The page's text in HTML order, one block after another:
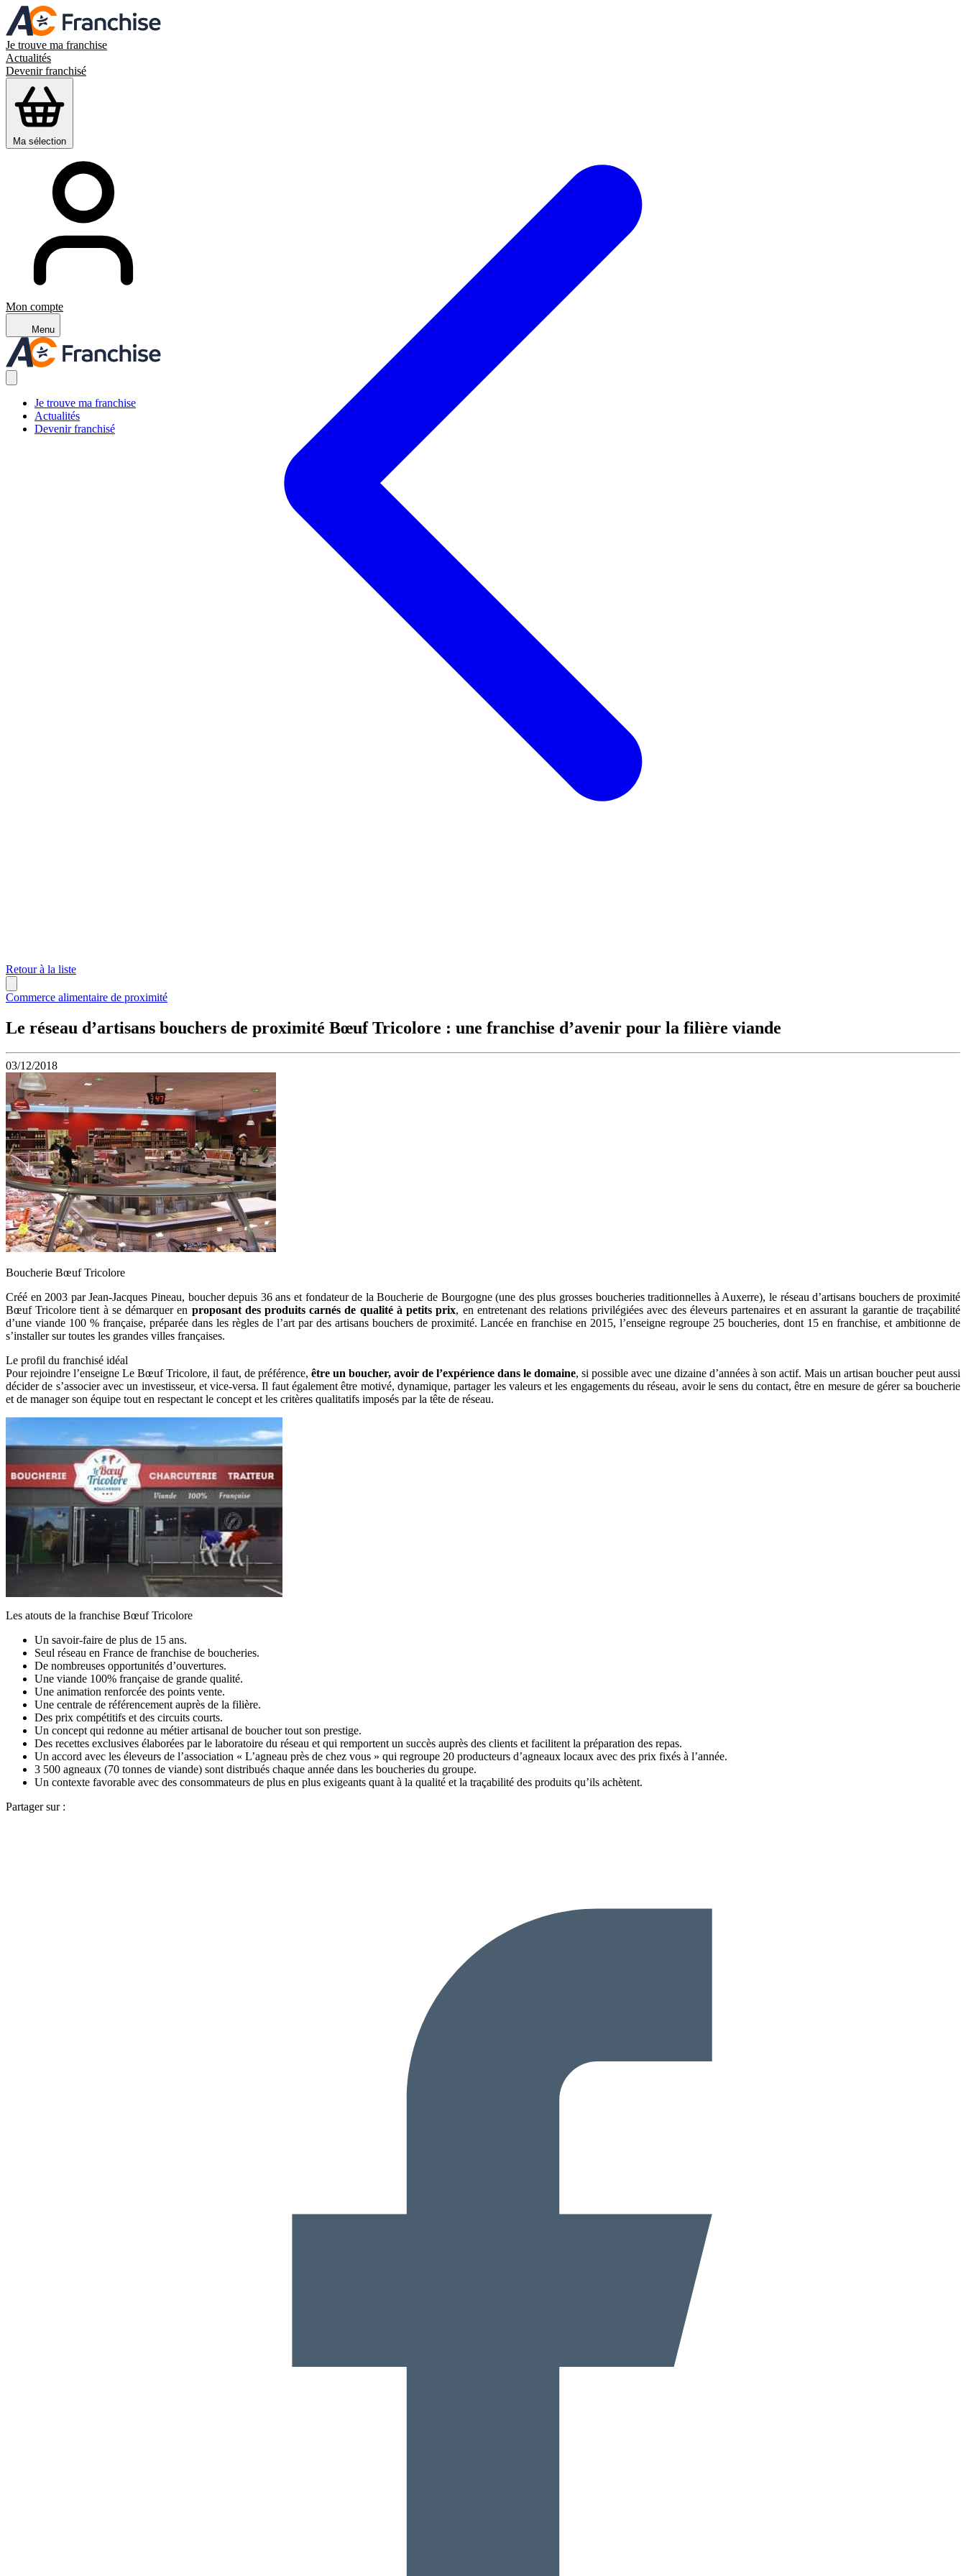
Je trouve ma franchise
Actualités
Devenir franchisé
Ma sélection
Mon compte
Menu
Je trouve ma franchise
Actualités
Devenir franchisé
Retour à la liste
Commerce alimentaire de proximité
Le réseau d’artisans bouchers de proximité Bœuf Tricolore : une franchise d’avenir pour la filière viande
03/12/2018
Boucherie Bœuf Tricolore
Créé en 2003 par Jean-Jacques Pineau, boucher depuis 36 ans et fondateur de la Boucherie de Bourgogne (une des plus grosses boucheries traditionnelles à Auxerre), le réseau d’artisans bouchers de proximité
Bœuf Tricolore tient à se démarquer en proposant des produits carnés de qualité à petits prix, en entretenant des relations privilégiées avec des éleveurs partenaires et en assurant la garantie de traçabilité
d’une viande 100 % française, préparée dans les règles de l’art par des artisans bouchers de proximité. Lancée en franchise en 2015, l’enseigne regroupe 25 boucheries, dont 15 en franchise, et ambitionne de
s’installer sur toutes les grandes villes françaises.
Le profil du franchisé idéal
Pour rejoindre l’enseigne Le Bœuf Tricolore, il faut, de préférence, être un boucher, avoir de l’expérience dans le domaine, si possible avec une dizaine d’années à son actif. Mais un artisan boucher peut aussi
décider de s’associer avec un investisseur, et vice-versa. Il faut également être motivé, dynamique, partager les valeurs et les engagements du réseau, avoir le sens du contact, être en mesure de gérer sa boucherie
et de manager son équipe tout en respectant le concept et les critères qualitatifs imposés par la tête de réseau.
Les atouts de la franchise Bœuf Tricolore
Un savoir-faire de plus de 15 ans.
Seul réseau en France de franchise de boucheries.
De nombreuses opportunités d’ouvertures.
Une viande 100% française de grande qualité.
Une animation renforcée des points vente.
Une centrale de référencement auprès de la filière.
Des prix compétitifs et des circuits courts.
Un concept qui redonne au métier artisanal de boucher tout son prestige.
Des recettes exclusives élaborées par le laboratoire du réseau et qui remportent un succès auprès des clients et facilitent la préparation des repas.
Un accord avec les éleveurs de l’association « L’agneau près de chez vous » qui regroupe 20 producteurs d’agneaux locaux avec des prix fixés à l’année.
3 500 agneaux (70 tonnes de viande) sont distribués chaque année dans les boucheries du groupe.
Un contexte favorable avec des consommateurs de plus en plus exigeants quant à la qualité et la traçabilité des produits qu’ils achètent.
Partager sur :